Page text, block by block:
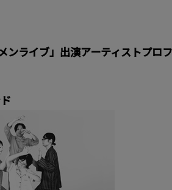
ンライブ」出演アーティストプロ